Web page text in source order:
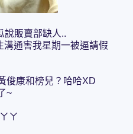
說販賣部缺人..
溝通害我星期一被逼請假
俊康和榜兒？哈哈XD
~
ㄚ